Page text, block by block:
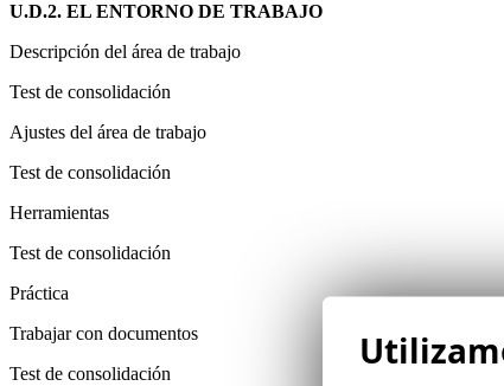
U.D.2. EL ENTORNO DE TRABAJO
Descripción del área de trabajo
Test de consolidación
Ajustes del área de trabajo
Test de consolidación
Herramientas
Test de consolidación
Práctica
Trabajar con documentos
Test de consolidación